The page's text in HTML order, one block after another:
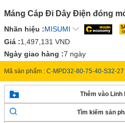
Máng Cáp Đi Dây Điện đóng
Nhãn hiệu :MISUMI
Giá :1,497,131 VND
Ngày giao hàng :7 ngày
Mã sản phẩm : C-MPD32-80-75-40-S32-27
Thêm vào Linh
Tìm kiếm sản